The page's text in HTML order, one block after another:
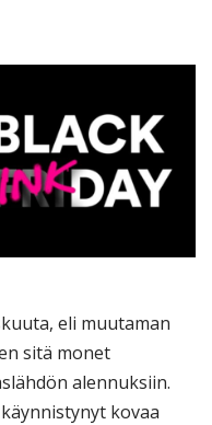
eli muutaman
sitä monet
alennuksiin.
kovaa